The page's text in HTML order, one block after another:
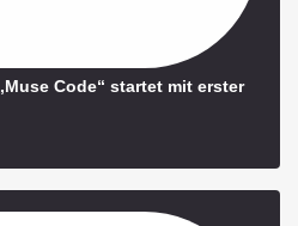
Code“ startet mit erster